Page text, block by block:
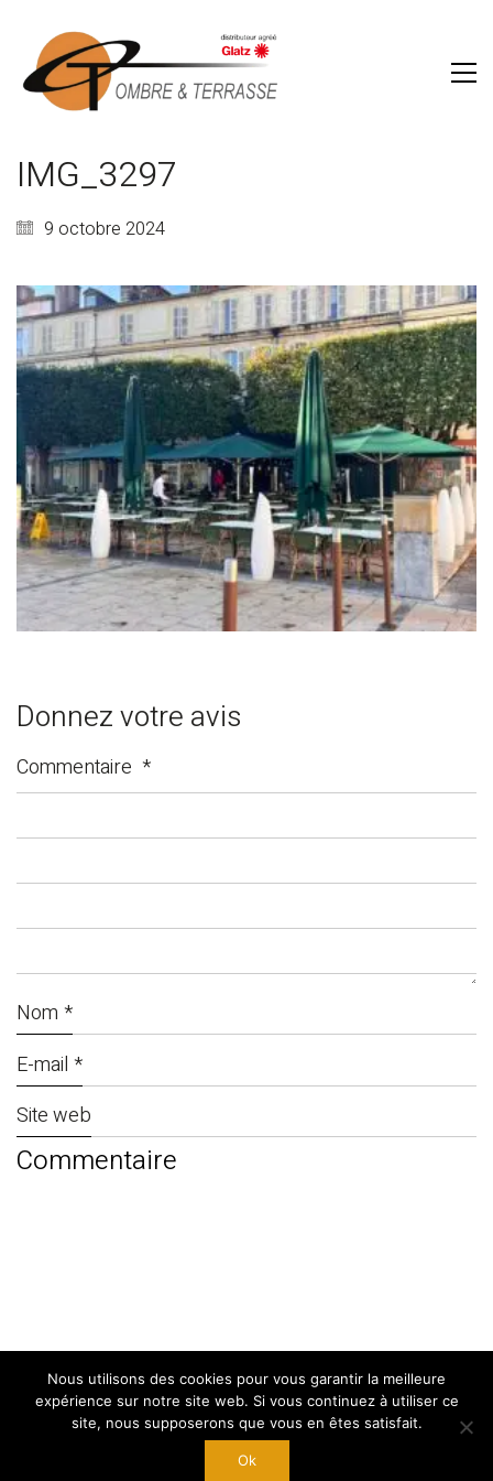
IMG_3297
9 octobre 2024
Donnez votre avis
Commentaire *
Nom *
E-mail *
Site web
© Copyright 2024. ByWest Adgency|
Mentions Légales
Nous utilisons des cookies pour vous garantir la meilleure
expérience sur notre site web. Si vous continuez à utiliser ce
site, nous supposerons que vous en êtes satisfait.
Ok